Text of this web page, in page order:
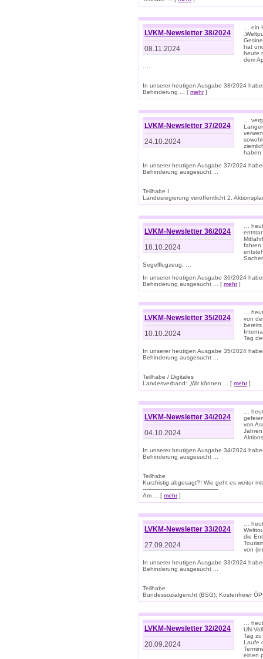
LVKM-Newsletter 38/2024
08.11.2024
… ein
hat
heute
dem
In unserer heutigen Ausgabe 38/2024
Behinderung ... [ mehr]
LVKM-Newsletter 37/2024
24.10.2024
…
In unserer heutigen Ausgabe 37/2024
Behinderung ausgesucht ...
Teilhabe I
Landesregierung veröffentlicht 2.
LVKM-Newsletter 36/2024
18.10.2024
…
fahren
Segelflugzeug, …
In unserer heutigen Ausgabe 36/2024
Behinderung ausgesucht ... [ mehr]
LVKM-Newsletter 35/2024
10.10.2024
…
von
bereits
Tag
In unserer heutigen Ausgabe 35/2024
Behinderung ausgesucht ...
Teilhabe / Digitales
Landesverband: „Wir können ... [ mehr]
LVKM-Newsletter 34/2024
04.10.2024
…
von
In unserer heutigen Ausgabe 34/2024
Behinderung ausgesucht ...
Teilhabe
Kurzfristig abgesagt?! Wie geht es weiter
-------------------------------------------
Am ... [ mehr]
LVKM-Newsletter 33/2024
27.09.2024
…
die
von
In unserer heutigen Ausgabe 33/2024
Behinderung ausgesucht ...
Teilhabe
Bundessozialgericht (BSG): Kostenfreier
LVKM-Newsletter 32/2024
20.09.2024
…
UN-
Tag
Laufe
einen